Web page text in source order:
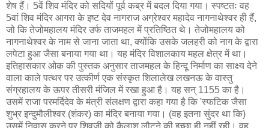
शेष हैं। 5वें शिव मंदिर को सदियों पूर्व कब्र में बदल दिया गया। स्पष्टतः वह
5वां शिव मंदिर आगरा के इष्ट देव नागराज अग्रेश्वर महादेव नागनाथेश्वर ही हैं,
जो कि तेजोमहालय मंदिर उर्फ ताजमहल में प्रतिष्ठित थे। तेजोमहालय को
नागनाथेश्वर के नाम से जाना जाता था, क्योंकि उसके जलहरी को नाग के द्वारा
लपेटा हुआ जैसा बनाया गया था। यह मंदिर विशालकाय महल क्षेत्र में था।
इतिहासकार ओक की पुस्तक अनुसार ताजमहल के हिन्दू निर्माण का साक्ष्य देने
वाला काले पत्थर पर उत्कीर्ण एक संस्कृत शिलालेख लखनऊ के वास्तु
संग्रहालय के ऊपर तीसरी मंजिल में रखा हुआ है। यह सन् 1155 का है।
उसमें राजा परमर्दिदेव के मंत्री संलक्षण द्वारा कहा गया है कि 'स्फटिक जैसा
शुभ्र इन्दुमौलीश्‍वर (शंकर) का मंदिर बनाया गया। (वह इतना सुंदर था कि)